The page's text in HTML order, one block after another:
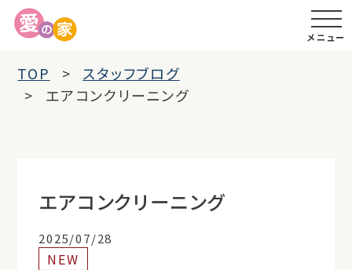
メニュー
TOP
スタッフブログ
エアコンクリーニング
エアコンクリーニング
2025/07/28
NEW